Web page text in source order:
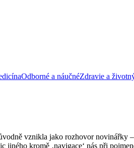
Odborné a náučnéZdravie a
vznikla jako rozhovor
kromě ‚navigace‘ nás při